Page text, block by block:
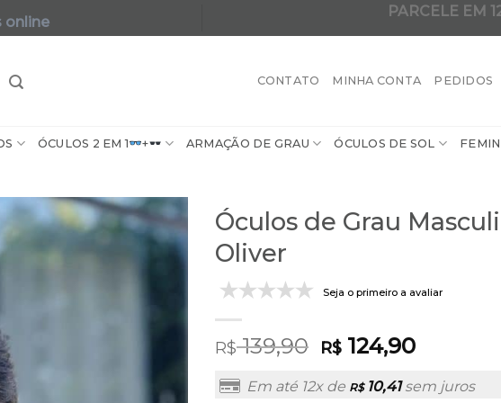
online
PARCELE EM
CONTATO MINHA CONTA PEDIDOS
ÓCULOS 2 EM 1 + ARMAÇÃO DE GRAU ÓCULOS DE SOL
Óculos de Grau
Oliver
Seja o primeiro a avaliar
R$139,90 R$ 124,90
Em até 12x de R$10,41sem juros